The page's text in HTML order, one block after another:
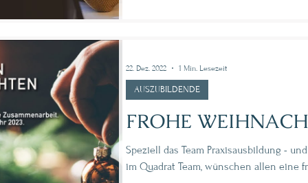
FROHE
Speziell das Team Praxisausbildung -
im Quadrat Team,
AUSZUBILDENDE
22. Dez. 2022 1 Min. Lesezeit